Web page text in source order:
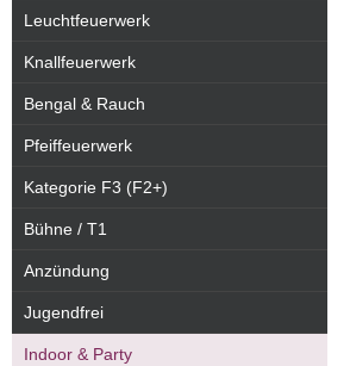
Leuchtfeuerwerk
Knallfeuerwerk
Bengal & Rauch
Pfeiffeuerwerk
Kategorie F3 (F2+)
Bühne / T1
Anzündung
Jugendfrei
Indoor & Party